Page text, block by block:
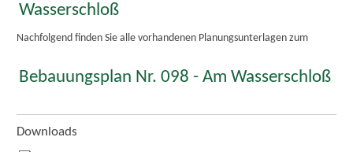
Wasserschloß
Nachfolgend finden Sie alle vorhandenen Planungsunterlagen zum
Bebauungsplan Nr. 098 - Am Wasserschloß
Downloads